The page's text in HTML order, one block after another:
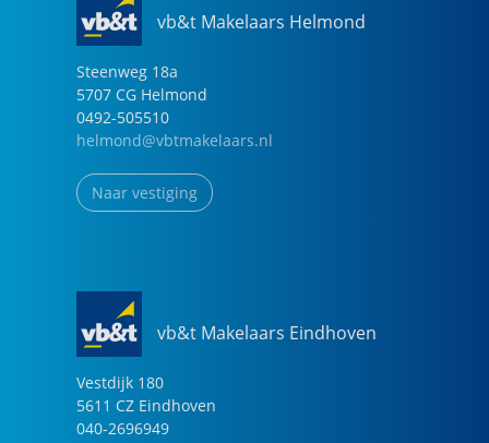
vb&t Makelaars Helmond
Steenweg 18a
5707 CG Helmond
0492-505510
helmond@vbtmakelaars.nl
Naar vestiging
vb&t Makelaars Eindhoven
Vestdijk 180
5611 CZ Eindhoven
040-2696949